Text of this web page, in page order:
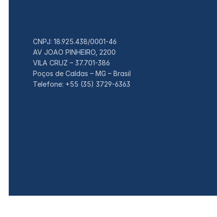
CNPJ: 18.925.438/0001-46
AV JOAO PINHEIRO, 2200
VILA CRUZ – 37.701-386
Poços de Caldas – MG – Brasil
Telefone: +55 (35) 3729-6363